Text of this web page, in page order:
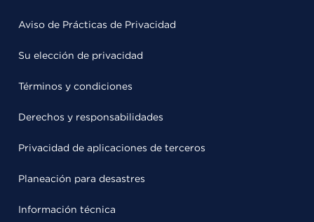
Aviso de Prácticas de Privacidad
Su elección de privacidad
Términos y condiciones
Derechos y responsabilidades
Privacidad de aplicaciones de terceros
Planeación para desastres
Información técnica